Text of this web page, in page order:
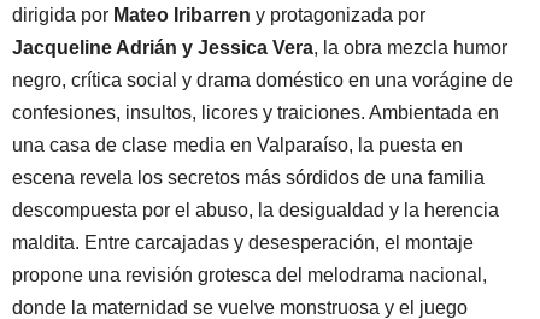
dirigida por Mateo Iribarren y protagonizada por
Jacqueline Adrián y Jessica Vera, la obra mezcla humor
negro, crítica social y drama doméstico en una vorágine de
confesiones, insultos, licores y traiciones. Ambientada en
una casa de clase media en Valparaíso, la puesta en
escena revela los secretos más sórdidos de una familia
descompuesta por el abuso, la desigualdad y la herencia
maldita. Entre carcajadas y desesperación, el montaje
propone una revisión grotesca del melodrama nacional,
donde la maternidad se vuelve monstruosa y el juego